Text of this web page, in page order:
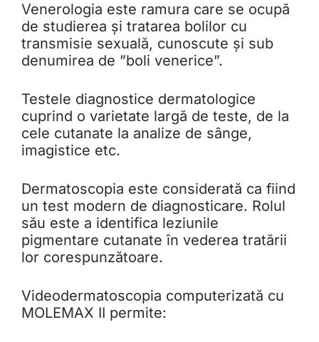
Venerologia este ramura care se ocupă
de studierea și tratarea bolilor cu
transmisie sexuală, cunoscute și sub
denumirea de ”boli venerice”.
Testele diagnostice dermatologice
cuprind o varietate largă de teste, de la
cele cutanate la analize de sânge,
imagistice etc.
Dermatoscopia este considerată ca fiind
un test modern de diagnosticare. Rolul
său este a identifica leziunile
pigmentare cutanate în vederea tratării
lor corespunzătoare.
Videodermatoscopia computerizată cu
MOLEMAX II permite: